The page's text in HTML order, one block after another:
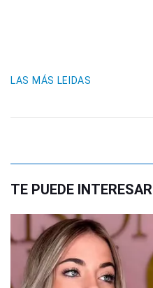
LAS MÁS LEIDAS
TE PUEDE INTERESAR